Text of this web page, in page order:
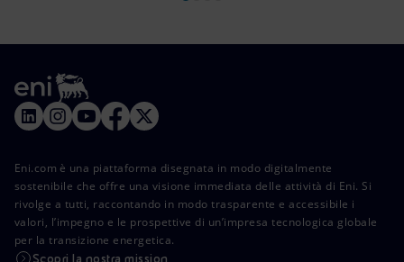
Eni.com è una piattaforma disegnata in modo digitalmente
sostenibile che offre una visione immediata delle attività di Eni. Si
rivolge a tutti, raccontando in modo trasparente e accessibile i
valori, l’impegno e le prospettive di un’impresa tecnologica globale
per la transizione energetica.
Scopri la nostra mission